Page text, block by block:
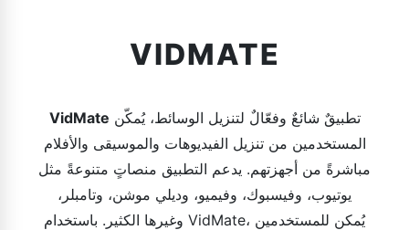
VIDMATE
VidMate
المستخدمين من تنزيل الفيديوهات والموسيقى والأفلام
مباشرةً من أجهزتهم. يدعم التطبيق منصاتٍ متنوعةً مثل
يوتيوب، وفيسبوك، وفيميو، وديلي موشن، وتامبلر،
وغيرها الكثير. باستخدام VidMate، يُمكن للمستخدمين